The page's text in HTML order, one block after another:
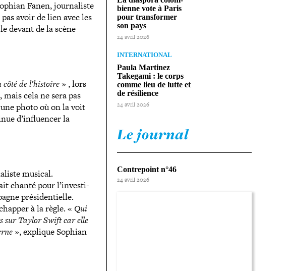
Fanen, jour­na­liste
avoir de lien avec les
devant de la scène
de l’histoire » , lors
cela ne sera pas
photo où on la voit
d’influencer la
musical.
chanté pour l’in­ves­ti­
pré­si­den­tielle.
à la règle. « Qui
sur Taylor Swift car elle
», explique Sophian
bienne vote à Paris
pour trans­for­mer
son pays
24 avril 2026
INTERNATIONAL
Paula Martinez
Takegami : le corps
comme lieu de lutte et
de résilience
24 avril 2026
Le journal
Contrepoint n°46
24 avril 2026